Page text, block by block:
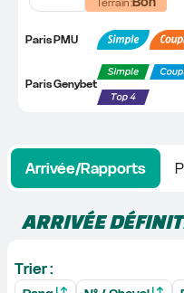
Paris PMU
Paris Genybet
Arrivée/Rapports
ARRIVÉE
Trier :